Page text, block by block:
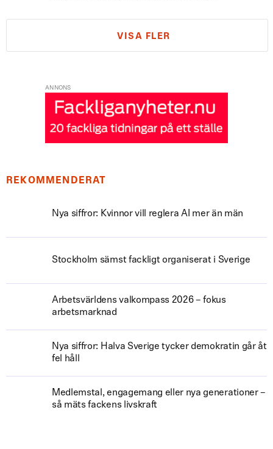
VISA FLER
ANNONS
REKOMMENDERAT
Nya siffror: Kvinnor vill reglera AI mer än män
Stockholm sämst fackligt organiserat i Sverige
Arbetsvärldens valkompass 2026 – fokus
arbetsmarknad
Nya siffror: Halva Sverige tycker demokratin går åt
fel håll
Medlemstal, engagemang eller nya generationer –
så mäts fackens livskraft